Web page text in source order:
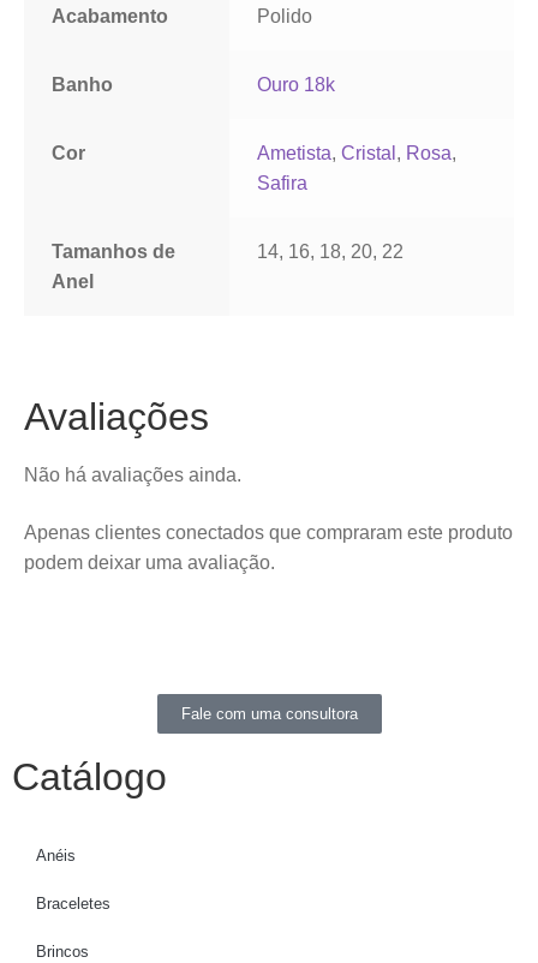
Acabamento Polido
Banho Ouro 18k
Cor Ametista, Cristal , Rosa,
Safira
Tamanhos de
Anel
14, 16, 18, 20, 22
Avaliações
Não há avaliações ainda.
Apenas clientes conectados que compraram este produto
podem deixar uma avaliação.
Fale com uma consultora
Catálogo
Anéis
Braceletes
Brincos